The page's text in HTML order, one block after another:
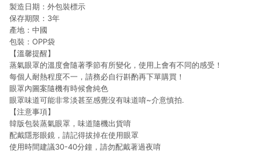
製造日期：外包裝標示
保存期限：3年
產地：中國
包裝：OPP袋
【溫馨提醒】
蒸氣眼罩的溫度會隨著季節有所變化，使用上會有不同的感受！
每個人耐熱程度不一，請務必自行斟酌再下單購買！
眼罩內圖案隨機有時候會純色
眼罩味道可能非常淡甚至感覺沒有味道唷~介意慎拍.
【注意事項】
韓版包裝蒸氣眼罩，味道隨機出貨唷
配戴隱形眼鏡，請記得拔掉在使用眼罩
使用時間建議30-40分鐘，請勿配戴著過夜唷